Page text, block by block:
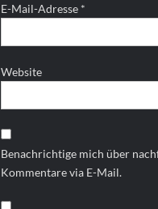
E-Mail-Adresse *
Website
Benachrichtige mich über
Kommentare via E-Mail.